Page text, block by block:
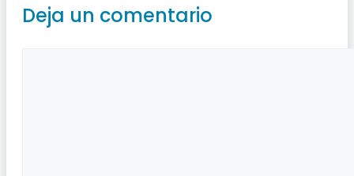
Deja un comentario